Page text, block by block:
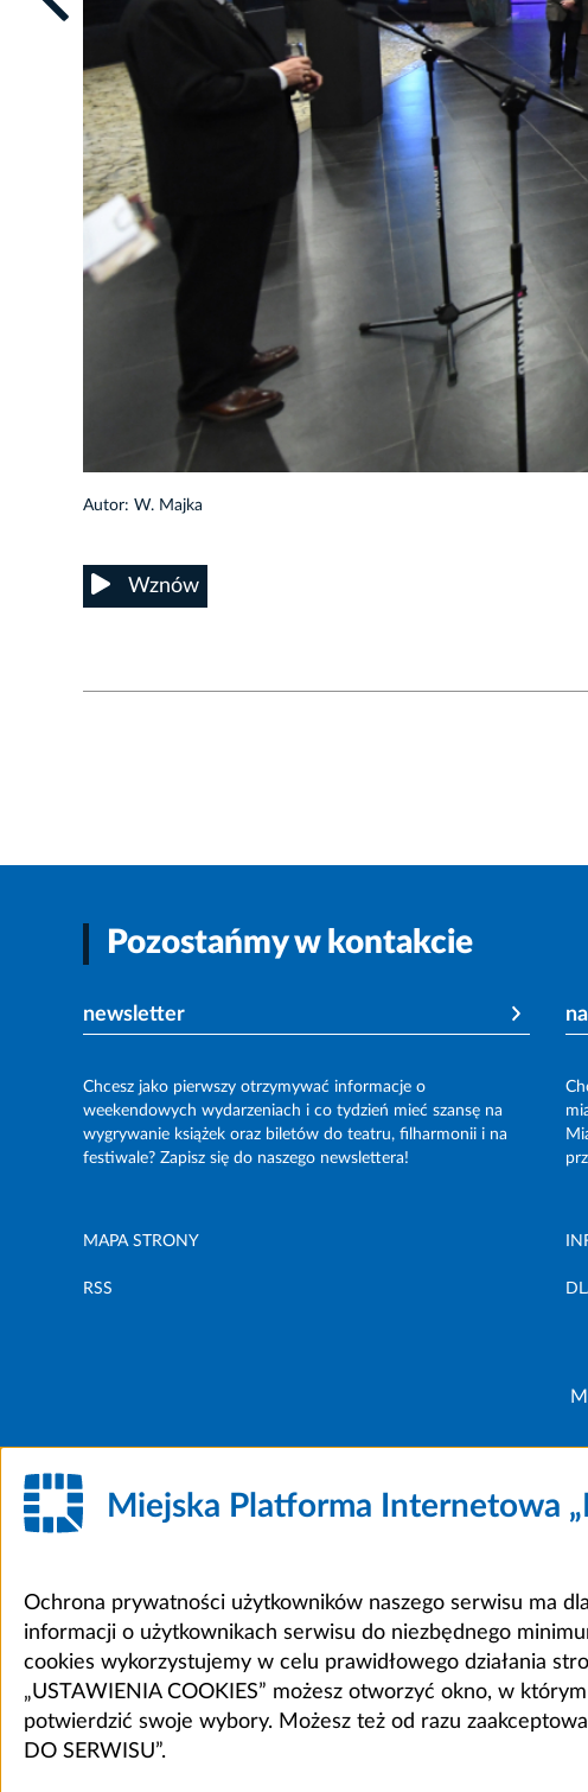
Autor: W. Majka
Wznów
Pozostańmy w kontakcie
newsletter
Chcesz jako pierwszy otrzymywać informacje o
weekendowych wydarzeniach i co tydzień mieć szansę na
wygrywanie książek oraz biletów do teatru, filharmonii i na
festiwale? Zapisz się do naszego newslettera!
MAPA STRONY
RSS
Miejska Platforma Internetowa
Ochrona prywatności użytkowników naszego serwisu ma
informacji o użytkownikach serwisu do niezbędnego
cookies wykorzystujemy w celu prawidłowego działania
„USTAWIENIA COOKIES” możesz otworzyć okno, w
potwierdzić swoje wybory. Możesz też od razu
DO SERWISU”.